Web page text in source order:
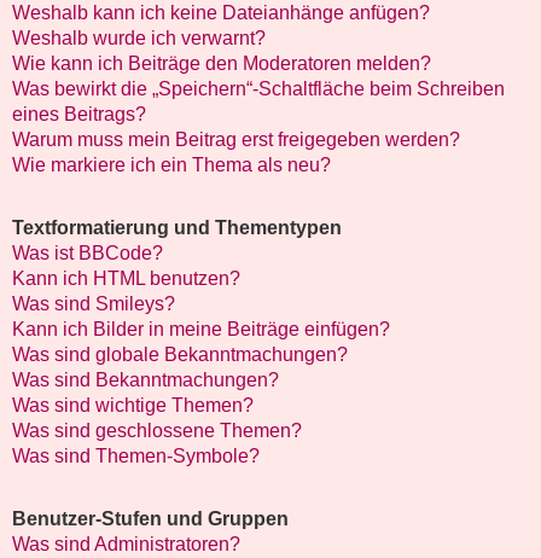
Weshalb kann ich keine Dateianhänge anfügen?
Weshalb wurde ich verwarnt?
Wie kann ich Beiträge den Moderatoren melden?
Was bewirkt die „Speichern“-Schaltfläche beim Schreiben
eines Beitrags?
Warum muss mein Beitrag erst freigegeben werden?
Wie markiere ich ein Thema als neu?
Textformatierung und Thementypen
Was ist BBCode?
Kann ich HTML benutzen?
Was sind Smileys?
Kann ich Bilder in meine Beiträge einfügen?
Was sind globale Bekanntmachungen?
Was sind Bekanntmachungen?
Was sind wichtige Themen?
Was sind geschlossene Themen?
Was sind Themen-Symbole?
Benutzer-Stufen und Gruppen
Was sind Administratoren?